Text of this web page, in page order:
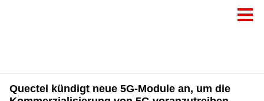
Quectel kündigt neue 5G-Module an, um die